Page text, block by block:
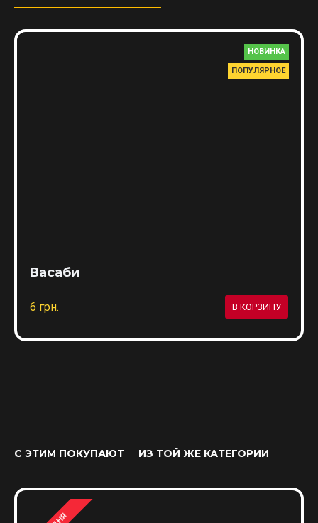
НОВИНКА
ПОПУЛЯРНОЕ
Васаби
6 грн. В КОРЗИНУ
С ЭТИМ ПОКУПАЮТ ИЗ ТОЙ ЖЕ КАТЕГОРИИ